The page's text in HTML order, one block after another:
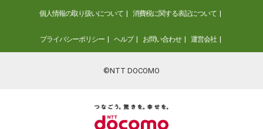
個人情報の取り扱いについて 消費税に関する表記について
プライバシーポリシー ヘルプ お問い合わせ 運営会社
©NTT DOCOMO